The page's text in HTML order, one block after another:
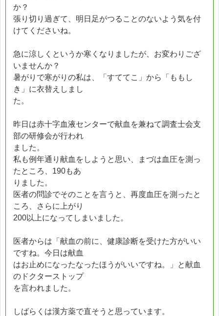
か？
張り切り過ぎて、明日足がつることのないよう気を付
けてくださいね。
急に涼しくというか寒くなりましたが、お変わりござ
いませんか？
暑がりで寒がりの私は、「すててこ」から「ももし
き」に衣替えしまし
た。
昨日は赤十字血液センターで献血を兼ねて調査士会支
部の研修会が行われ
ました。
私も例年通り献血をしようと思い、まづは血圧を測っ
たところ、190もあ
りました。
医者の問診でそのことを言うと、再度血圧を測ったと
ころ、さらに上がり
200以上になってしまいました。
医者からは「献血の前に、健康診断を受けた方がいい
ですね。今日は献血
はお止めになったなったほうがいいですね。」と献血
のドクターストップ
を言われました。
しばらくは漢方薬で直そうと思っています。